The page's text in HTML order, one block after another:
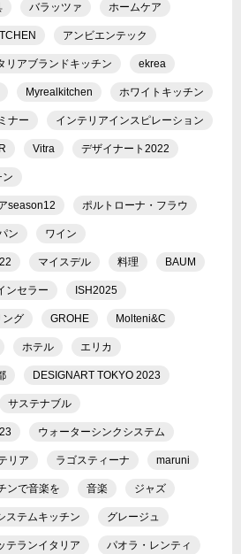
バラッツァ ホームケア
アンビエンテック
リアブランドキッチン ekrea
Myrealkitchen ホワイトキッチン
ナー インテリアインスピレーション
Vitra デザイナート2022
ン
season12 ポルトローナ・フラウ
ン ワイン
マイスデル 料理 BAUM
ンセラー ISH2025
ング GROHE Molteni&C
ホテル エリカ
DESIGNART TOKYO 2023
サステナブル
ウォーターシンクシステム
リア ラゴスティーナ maruni
ンで音楽を 音楽 ジャズ
ステムキッチン グレージュ
テランイタリア パオラ・レンティ